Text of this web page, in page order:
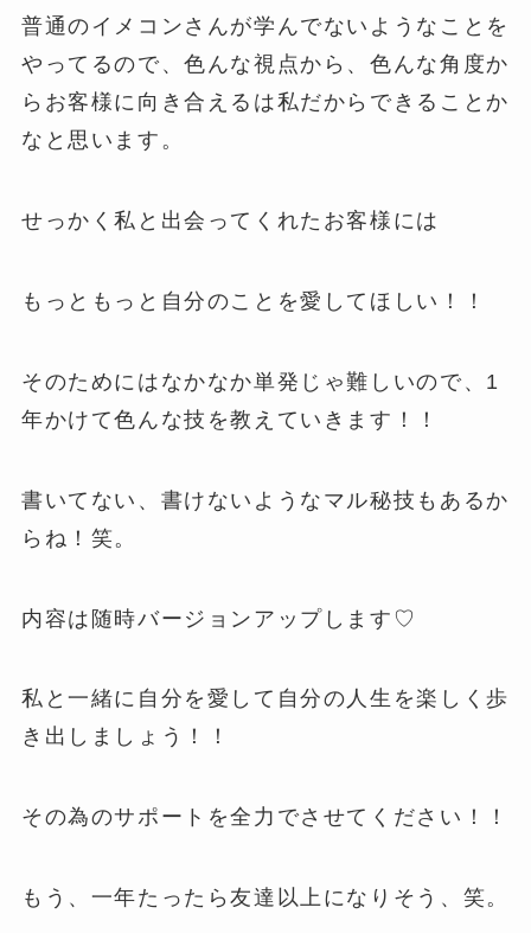
普通のイメコンさんが学んでないようなことを
やってるので、色んな視点から、色んな角度か
らお客様に向き合えるは私だからできることか
なと思います。
せっかく私と出会ってくれたお客様には
もっともっと自分のことを愛してほしい！！
そのためにはなかなか単発じゃ難しいので、1
年かけて色んな技を教えていきます！！
書いてない、書けないようなマル秘技もあるか
らね！笑。
内容は随時バージョンアップします♡
私と一緒に自分を愛して自分の人生を楽しく歩
き出しましょう！！
その為のサポートを全力でさせてください！！
もう、一年たったら友達以上になりそう、笑。